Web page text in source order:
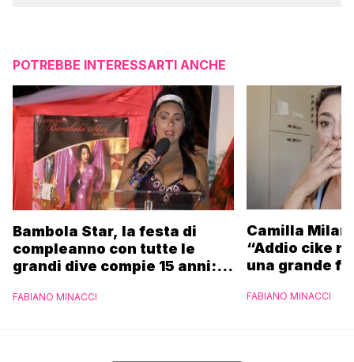
POTREBBE INTERESSARTI ANCHE
Bambola Star, la festa di
compleanno con tutte le
grandi dive compie 15 anni: il
FABIANO MINACCI
Camilla
“Addio cike
una grande
FABIANO MINACCI